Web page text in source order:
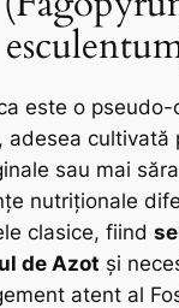
este o pseudo-
adesea cultivată
sau mai
nutriționale
clasice, fiind
de Azot și
atent al